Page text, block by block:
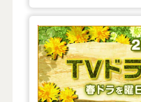
【2026年春】TV